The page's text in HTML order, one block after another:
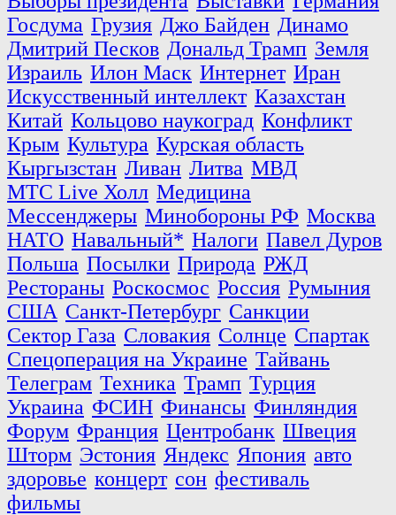
Госдума Грузия Джо Байден Динамо
Дмитрий Песков Дональд Трамп Земля
Израиль Илон Маск Интернет Иран
Искусственный интеллект Казахстан
Китай Кольцово наукоград Конфликт
Крым Культура Курская область
Кыргызстан Ливан Литва МВД
МТС Live Холл Медицина
Мессенджеры Минобороны РФ Москва
НАТО Навальный* Налоги Павел Дуров
Польша Посылки Природа РЖД
Рестораны Роскосмос Россия Румыния
США Санкт-Петербург Санкции
Сектор Газа Словакия Солнце Спартак
Спецоперация на Украине Тайвань
Телеграм Техника Трамп Турция
Украина ФСИН Финансы Финляндия
Форум Франция Центробанк Швеция
Шторм Эстония Яндекс Япония авто
здоровье концерт сон фестиваль
фильмы